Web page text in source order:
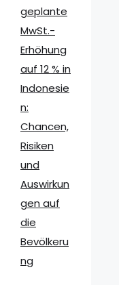
geplante
MwSt.-
Erhöhung
auf 12 % in
Indonesie
n:
Chancen,
Risiken
und
Auswirkun
gen auf
die
Bevölkeru
ng